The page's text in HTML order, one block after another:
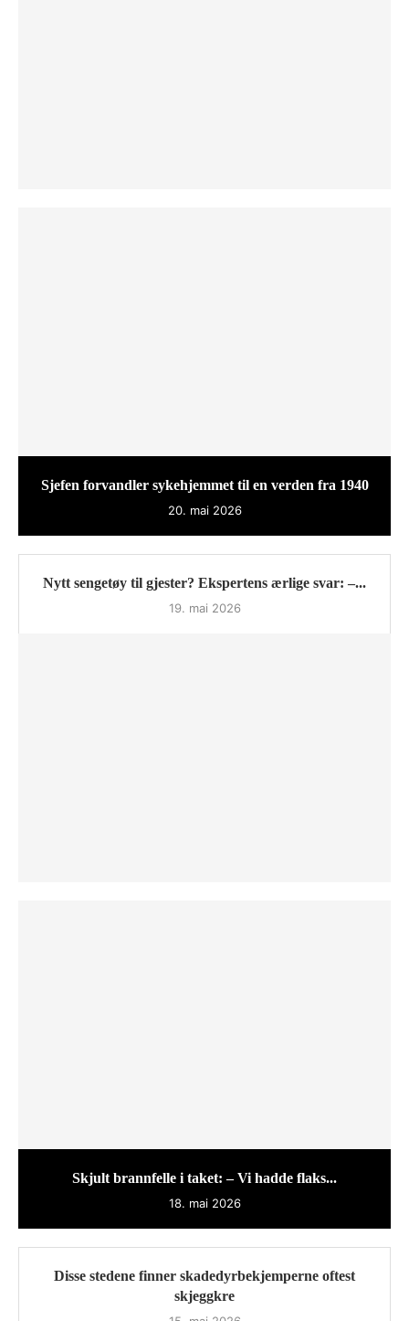
Sjefen forvandler sykehjemmet til en verden fra 1940
20. mai 2026
Nytt sengetøy til gjester? Ekspertens ærlige svar: –...
19. mai 2026
Skjult brannfelle i taket: – Vi hadde flaks...
18. mai 2026
Disse stedene finner skadedyrbekjemperne oftest
skjeggkre